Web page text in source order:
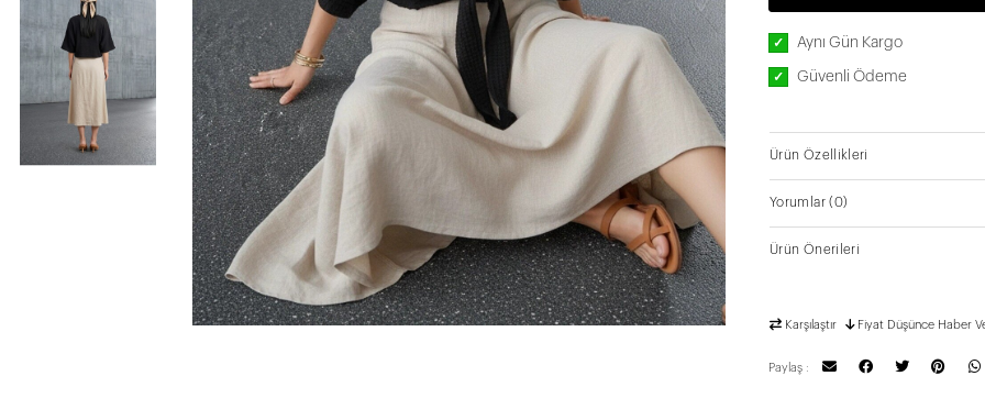
✓ Aynı Gün Kargo
✓ Güvenli Ödeme
Ürün Özellikleri
Yorumlar(0)
Ürün Önerileri
Karşılaştır Fiyat Düşünce Haber
Paylaş :